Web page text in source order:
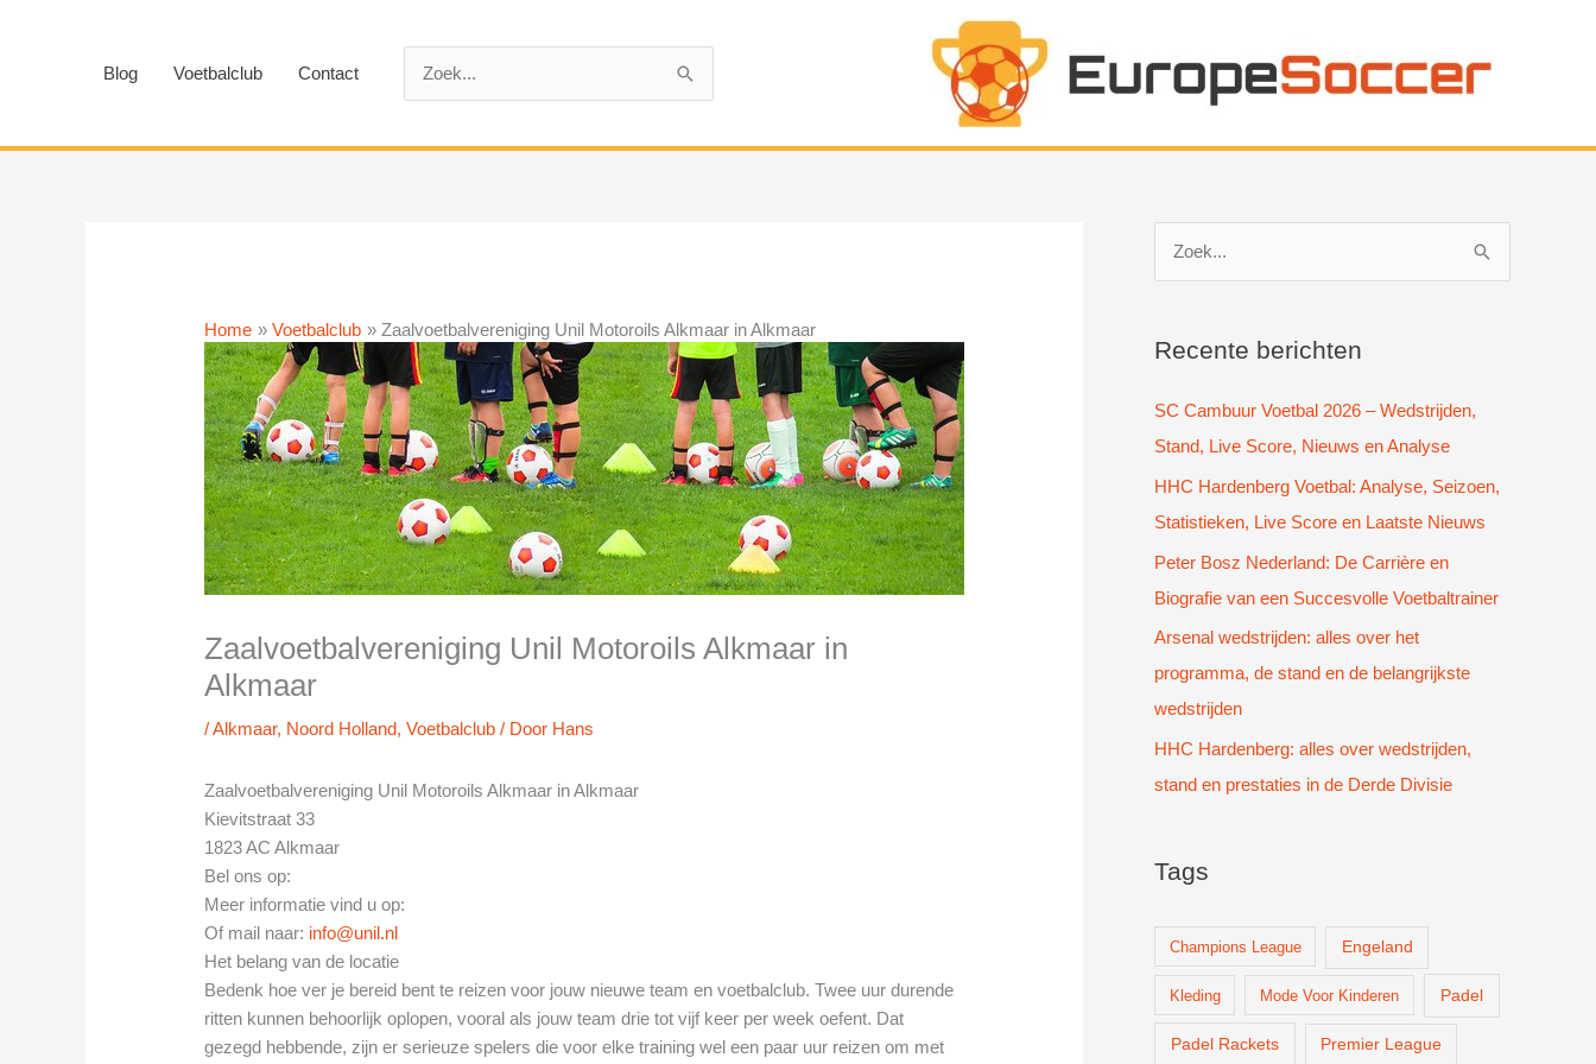
Blog Voetbalclub Contact
Home Voetbalclub Zaalvoetbalvereniging Unil Motoroils Alkmaar in Alkmaar
Zaalvoetbalvereniging Unil Motoroils Alkmaar in
Alkmaar
/Alkmaar, Noord Holland,Voetbalclub / Door Hans
Zaalvoetbalvereniging Unil Motoroils Alkmaar in Alkmaar
Kievitstraat 33
1823 AC Alkmaar
Bel ons op:
Meer informatie vind u op:
Of mail naar: info@unil.nl
Het belang van de locatie
Bedenk hoe ver je bereid bent te reizen voor jouw nieuwe team en voetbalclub. Twee uur durende
ritten kunnen behoorlijk oplopen, vooral als jouw team drie tot vijf keer per week oefent. Dat
gezegd hebbende, zijn er serieuze spelers die voor elke training wel een paar uur reizen om met
k
a
a
r
:
Recente berichten
SC Cambuur Voetbal 2026 – Wedstrijden,
Stand, Live Score, Nieuws en Analyse
HHC Hardenberg Voetbal: Analyse, Seizoen,
Statistieken, Live Score en Laatste Nieuws
Peter Bosz Nederland: De Carrière en
Biografie van een Succesvolle Voetbaltrainer
Arsenal wedstrijden: alles over het
programma, de stand en de belangrijkste
wedstrijden
HHC Hardenberg: alles over wedstrijden,
stand en prestaties in de Derde Divisie
Tags
Champions League Engeland
Kleding Mode Voor Kinderen Padel
Padel Rackets Premier League